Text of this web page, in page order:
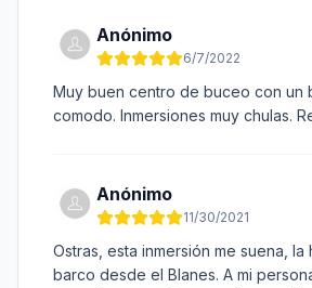
Anónimo
6/7/2022
Muy buen centro de buceo con un
comodo. Inmersiones muy chulas.
Anónimo
11/30/2021
Ostras, esta inmersión me suena,
barco desde el Blanes. A mi